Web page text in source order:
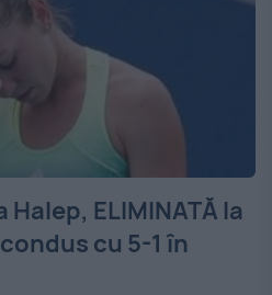
ELIMINATĂ la
cu 5-1 în